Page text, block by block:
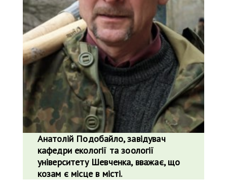
Анатолій Подобайло, завідувач
кафедри екології та зоології
університету Шевченка, вважає, що
козам є місце в місті.